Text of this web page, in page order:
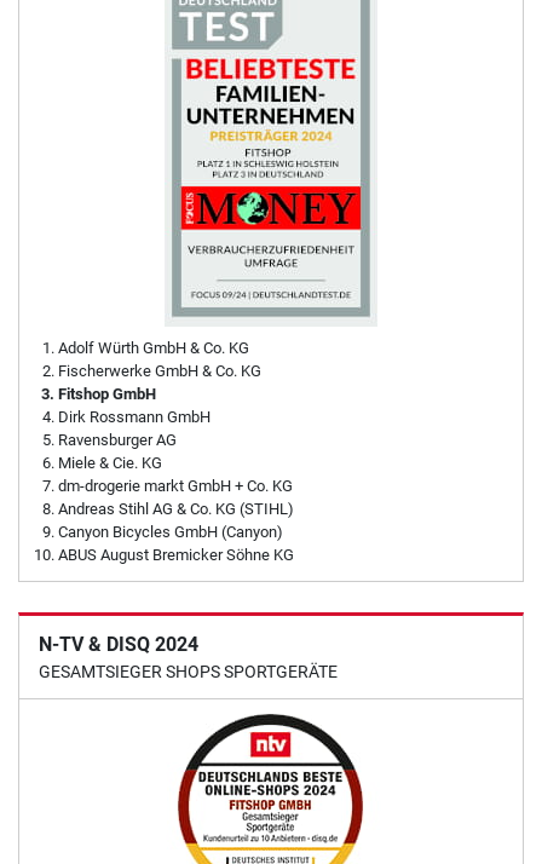
Adolf Würth GmbH & Co. KG
Fischerwerke GmbH & Co. KG
Fitshop GmbH
Dirk Rossmann GmbH
Ravensburger AG
Miele & Cie. KG
dm-drogerie markt GmbH + Co. KG
Andreas Stihl AG & Co. KG (STIHL)
Canyon Bicycles GmbH (Canyon)
ABUS August Bremicker Söhne KG
N-TV & DISQ 2024
GESAMTSIEGER SHOPS SPORTGERÄTE